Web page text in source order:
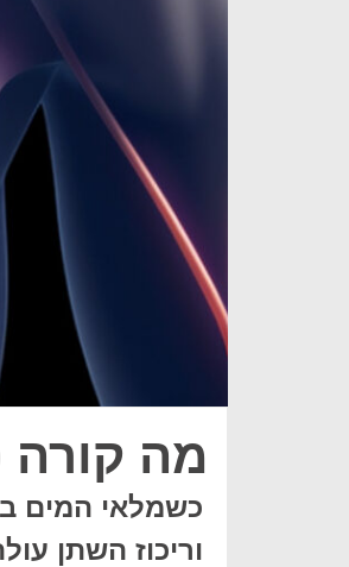
מה
כשמלאי המים
וריכוז השתן